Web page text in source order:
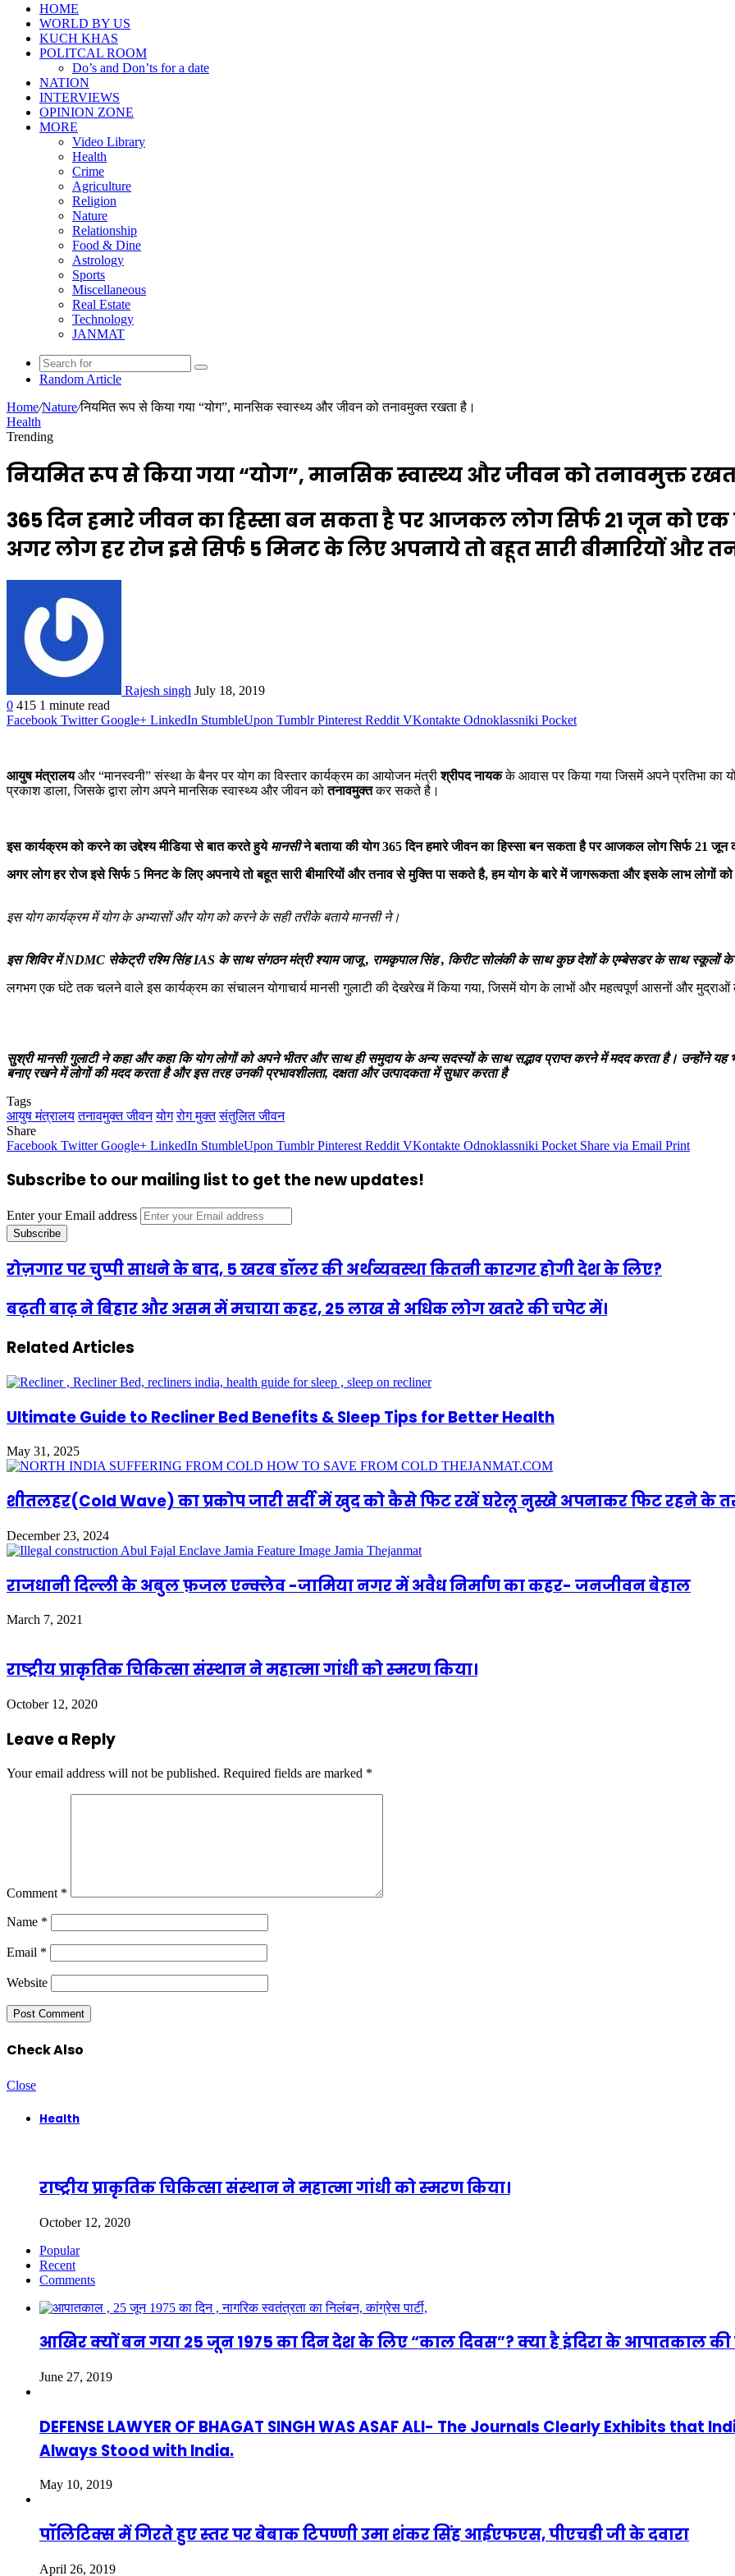
HOME
WORLD BY US
KUCH KHAS
POLITCAL ROOM
Do’s and Don’ts for a date
NATION
INTERVIEWS
OPINION ZONE
MORE
Video Library
Health
Crime
Agriculture
Religion
Nature
Relationship
Food & Dine
Astrology
Sports
Miscellaneous
Real Estate
Technology
JANMAT
Random Article
Home/Nature/नियमित रूप से किया गया “योग”, मानसिक स्वास्थ्य और जीवन को तनावमुक्त रखता है।
Health
Trending
नियमित रूप से किया गया “योग”, मानसिक स्वास्थ्य और जीवन को तनावमुक्त
365 दिन हमारे जीवन का हिस्सा बन सकता है पर आजकल लोग सिर्फ 21 जून को
अगर लोग हर रोज इसे सिर्फ 5 मिनट के लिए अपनाये तो बहूत सारी बीमारियों और
Rajesh singh July 18, 2019
0 415 1 minute read
Facebook Twitter Google+ LinkedIn StumbleUpon Tumblr Pinterest Reddit VKontakte Odnoklassniki Pocket
आयुष मंत्रालयऔर “मानस्वनी” संस्था के बैनर पर योग का विस्तार कार्यक्रम का आयोजन मंत्रीश्रीपद नायकके आवास पर किया गया जिसमें अपने प्रतिभा का
प्रकाश डाला, जिसके द्वारा लोग अपने मानसिक स्वास्थ्य और जीवन कोतनावमुक्तकर सकते है।
इस कार्यक्रम को करने का उद्देश्य मीडिया से बात करते हुये मानसीने बताया की योग 365 दिन हमारे जीवन का हिस्सा बन सकता है पर आजकल लोग सिर्फ 21 जून
अगर लोग हर रोज इसे सिर्फ 5 मिनट के लिए अपनाये तो बहूत सारी बीमारियों और तनाव से मुक्ति पा सकते है, हम योग के बारे में जागरूकता और इसके लाभ लोगों को
इस योग कार्यक्रम में योग के अभ्यासों और योग को करने के सही तरीके बताये मानसी ने।
इस शिविर में NDMC सेकेट्री रश्मि सिंह IAS के साथ संगठन मंत्री श्याम जाजू , रामकृपाल सिंह , किरीट सोलंकी के साथ कुछ देशों के एम्बेसडर के साथ स्कूलों के
लगभग एक घंटे तक चलने वाले इस कार्यक्रम का संचालन योगाचार्य मानसी गुलाटी की देखरेख में किया गया, जिसमें योग के लाभों और महत्वपूर्ण आसनों और मुद्राओं
सुश्री मानसी गुलाटी ने कहा और कहा कि योग लोगों को अपने भीतर और साथ ही समुदाय के अन्य सदस्यों के साथ सद्भाव प्राप्त करने में मदद करता है। उन्होंने
बनाए रखने में लोगों की मदद करता है और इस तरह उनकी प्रभावशीलता, दक्षता और उत्पादकता में सुधार करता है
Tags
आयुष मंत्रालय तनावमुक्त जीवन योग रोग मुक्त संतुलित जीवन
Share
Facebook Twitter Google+ LinkedIn StumbleUpon Tumblr Pinterest Reddit VKontakte Odnoklassniki Pocket Share via Email Print
Subscribe to our mailing list to get the new updates!
Enter your Email address
रोज़गार पर चुप्पी साधने के बाद, 5 खरब डॉलर की अर्थव्यवस्था कितनी कारगर होगी देश के लिए?
बढ़ती बाढ़ ने बिहार और असम में मचाया कहर, 25 लाख से अधिक लोग खतरे की चपेट में।
Related Articles
Ultimate Guide to Recliner Bed Benefits & Sleep Tips for Better Health
May 31, 2025
शीतलहर(Cold Wave) का प्रकोप जारी सर्दी में खुद को कैसे फिट रखें घरेलू नुस्खे अपनाकर फिट रहने के
December 23, 2024
राजधानी दिल्ली के अबुल फ़जल एन्क्लेव -जामिया नगर में अवैध निर्माण का कहर- जनजीवन बेहाल
March 7, 2021
राष्‍ट्रीय प्राकृतिक चिकित्‍सा संस्‍थान ने महात्‍मा गांधी को स्‍मरण किया।
October 12, 2020
Leave a Reply
Your email address will not be published. Required fields are marked *
Comment *
Name *
Email *
Website
Check Also
Close
Health
राष्‍ट्रीय प्राकृतिक चिकित्‍सा संस्‍थान ने महात्‍मा गांधी को स्‍मरण किया।
October 12, 2020
Popular
Recent
Comments
आखिर क्यों बन गया 25 जून 1975 का दिन देश के लिए “काल दिवस”? क्या है इंदिरा के आपातकाल की
June 27, 2019
DEFENSE LAWYER OF BHAGAT SINGH WAS ASAF ALI- The Journals Clearly Exhibits
Always Stood with India.
May 10, 2019
पॉलिटिक्स में गिरते हुए स्तर पर बेबाक टिपण्णी उमा शंकर सिंह आईएफएस, पीएचडी जी के दवारा
April 26, 2019